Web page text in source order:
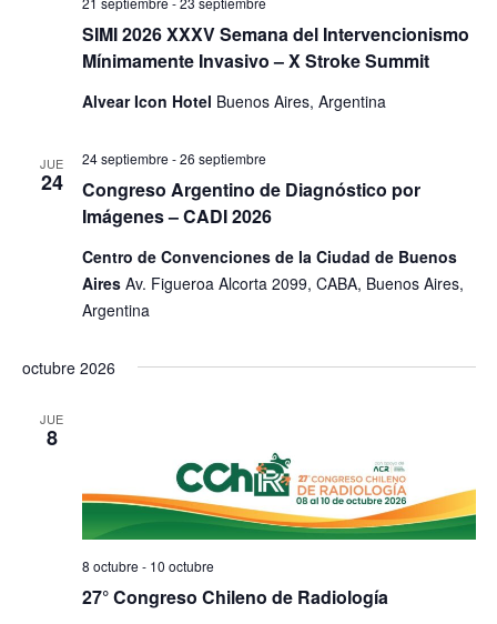
SIMI 2026 XXXV Semana del Intervencionismo
Mínimamente Invasivo – X Stroke Summit
Alvear Icon Hotel Buenos Aires, Argentina
JUE
24
Congreso Argentino de Diagnóstico por
Imágenes – CADI 2026
24 septiembre -26 septiembre
Centro de Convenciones de la Ciudad de Buenos
Aires Av. Figueroa Alcorta 2099, CABA, Buenos Aires,
Argentina
octubre 2026
JUE
8
27° Congreso Chileno de Radiología
8 octubre - 10 octubre